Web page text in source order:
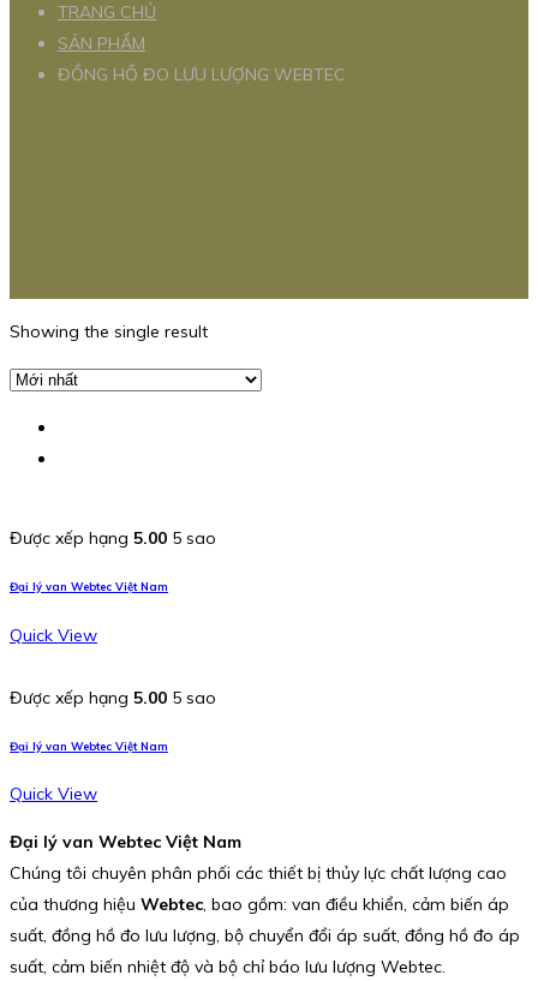
TRANG CHỦ
SẢN PHẨM
ĐỒNG HỒ ĐO LƯU LƯỢNG WEBTEC
Showing the single result
Được xếp hạng 5.00 5 sao
Đại lý van Webtec Việt Nam
Quick View
Được xếp hạng 5.00 5 sao
Đại lý van Webtec Việt Nam
Quick View
Đại lý van Webtec Việt Nam
Chúng tôi chuyên phân phối các thiết bị thủy lực chất lượng cao
của thương hiệu Webtec, bao gồm: van điều khiển, cảm biến áp
suất, đồng hồ đo lưu lượng, bộ chuyển đổi áp suất, đồng hồ đo áp
suất, cảm biến nhiệt độ và bộ chỉ báo lưu lượng Webtec.